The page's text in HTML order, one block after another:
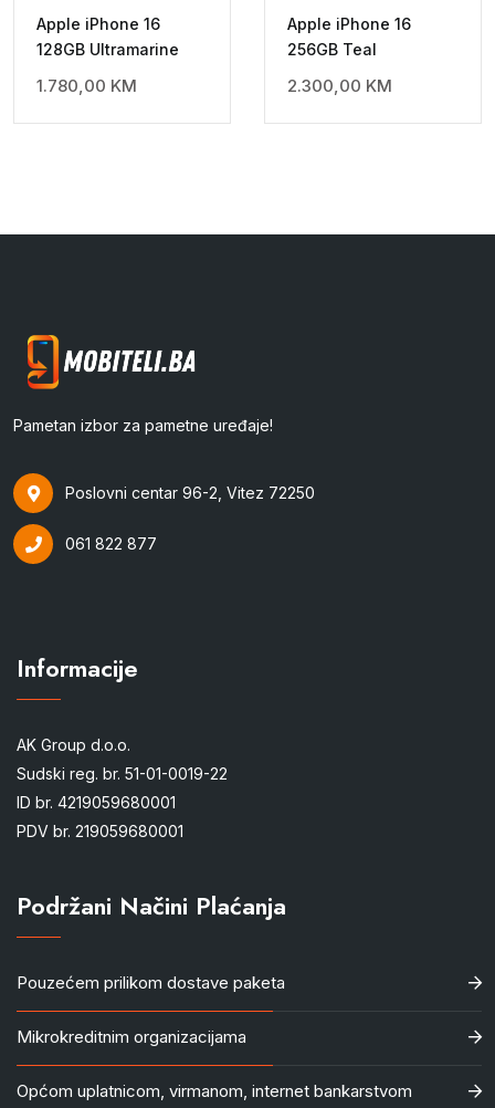
Apple iPhone 16
128GB Ultramarine
1.780,00 KM
Apple iPhone 16
256GB Teal
2.300,00 KM
Pametan izbor za pametne uređaje!
Poslovni centar 96-2, Vitez 72250
061 822 877
Informacije
AK Group d.o.o.
Sudski reg. br. 51-01-0019-22
ID br. 4219059680001
PDV br. 219059680001
Podržani Načini Plaćanja
Pouzećem prilikom dostave paketa
Mikrokreditnim organizacijama
Općom uplatnicom, virmanom, internet bankarstvom